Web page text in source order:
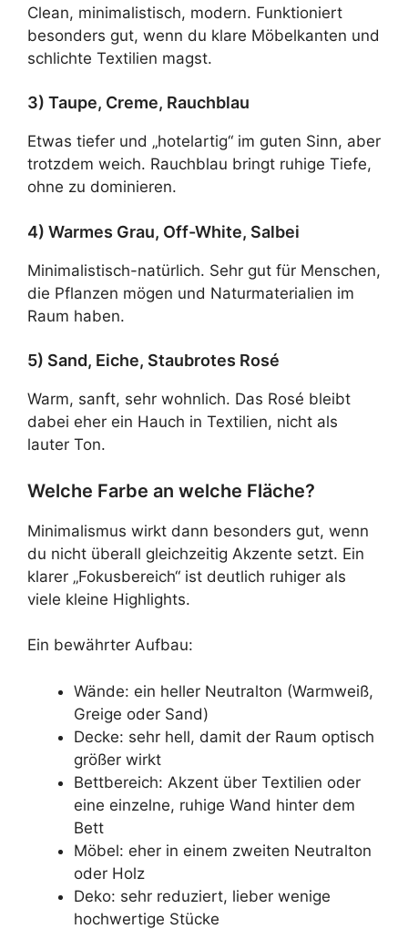
Clean, minimalistisch, modern. Funktioniert
besonders gut, wenn du klare Möbelkanten und
schlichte Textilien magst.
3) Taupe, Creme, Rauchblau
Etwas tiefer und „hotelartig“ im guten Sinn, aber
trotzdem weich. Rauchblau bringt ruhige Tiefe,
ohne zu dominieren.
4) Warmes Grau, Off-White, Salbei
Minimalistisch-natürlich. Sehr gut für Menschen,
die Pflanzen mögen und Naturmaterialien im
Raum haben.
5) Sand, Eiche, Staubrotes Rosé
Warm, sanft, sehr wohnlich. Das Rosé bleibt
dabei eher ein Hauch in Textilien, nicht als
lauter Ton.
Welche Farbe an welche Fläche?
Minimalismus wirkt dann besonders gut, wenn
du nicht überall gleichzeitig Akzente setzt. Ein
klarer „Fokusbereich“ ist deutlich ruhiger als
viele kleine Highlights.
Ein bewährter Aufbau:
Wände: ein heller Neutralton (Warmweiß,
Greige oder Sand)
Decke: sehr hell, damit der Raum optisch
größer wirkt
Bettbereich: Akzent über Textilien oder
eine einzelne, ruhige Wand hinter dem
Bett
Möbel: eher in einem zweiten Neutralton
oder Holz
Deko: sehr reduziert, lieber wenige
hochwertige Stücke